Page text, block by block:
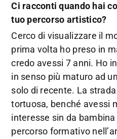
Ci racconti quando hai
tuo percorso artistico?
Cerco di visualizzare il
prima volta ho preso in
credo avessi 7 anni. Ho
in senso più maturo ad
solo di recente. La
tortuosa, benché avessi
interesse sin da
percorso formativo